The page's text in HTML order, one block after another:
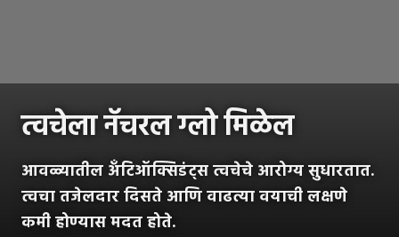
त्वचेला नॅचरल ग्लो मिळेल
आवळ्यातील अँटिऑक्सिडंट्स त्वचेचे आरोग्य सुधारतात.
त्वचा तजेलदार दिसते आणि वाढत्या वयाची लक्षणे
कमी होण्यास मदत होते.